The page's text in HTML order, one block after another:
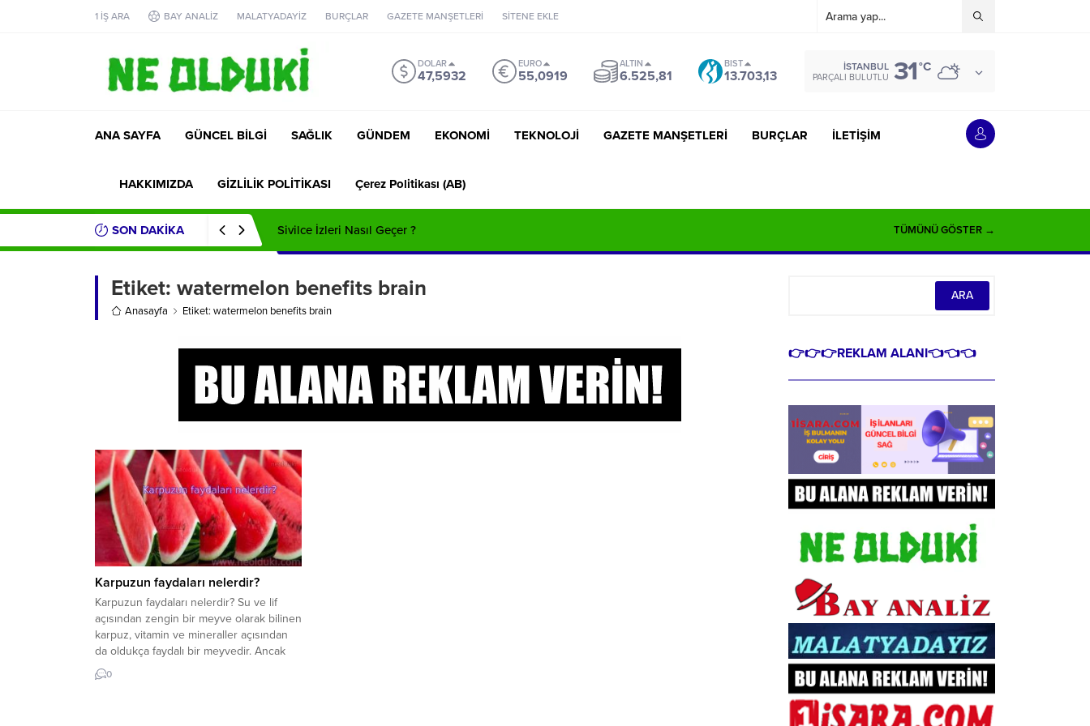
1 İŞ ARA BAY ANALİZ MALATYADAYİZ BURÇLAR GAZETE MANŞETLERİ SİTENE EKLE
DOLAR
47,5932
EURO
55,0919
ALTIN
6.525,81
BIST
13.703,13
İSTANBUL
PARÇALI BULUTLU 31°C
ANA SAYFA GÜNCEL BİLGİ SAĞLIK GÜNDEM EKONOMİ TEKNOLOJİ GAZETE MANŞETLERİ BURÇLAR İLETİŞİM
HAKKIMIZDA GİZLİLİK POLİTİKASI Çerez Politikası (AB)
SON DAKİKA Sivilce İzleri Nasıl Geçer ? TÜMÜNÜ GÖSTER →
Etiket: watermelon benefits brain
Anasayfa Etiket: watermelon benefits brain
Karpuzun faydaları nelerdir?
Karpuzun faydaları nelerdir? Su ve lif
açısından zengin bir meyve olarak bilinen
karpuz, vitamin ve mineraller açısından
da oldukça faydalı bir meyvedir. Ancak
çok fazla şeker içerdiğinden iki dilimden
fazla yememek önemlidir. Karpuzdaki
0
👉👉👉REKLAM ALANI👈👈👈